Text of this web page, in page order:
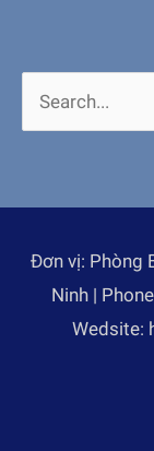
Search
for:
Đơn vị: Phòng
Ninh |
Wedsite: